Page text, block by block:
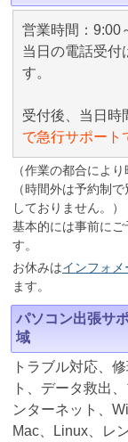
営業時間：9:00
当日の電話受付
す。
受付後、当日時
で急行サポート
（作業の都合によ
（時間外は予約制
しておりません。）
基本的には事前に
す。
お休みはインフォ
ます。
パソコン出張サ
域
トラブル対応、
ト、データ救出
ンターネット、
Mac、Linux、レ